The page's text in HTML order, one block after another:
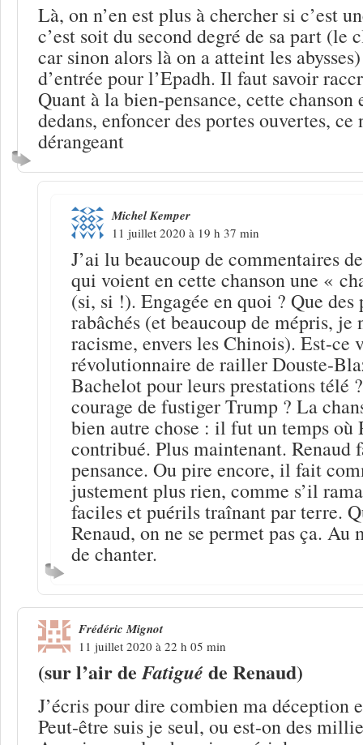
Là, on n’en est plus à chercher si c’est
c’est soit du second degré de sa part (le
car sinon alors là on a atteint les
d’entrée pour l’Epadh. Il faut savoir
Quant à la bien-pensance, cette
dedans, enfoncer des portes ouvertes, ce
dérangeant
Michel Kemper
11 juillet 2020 à 19 h 37 min
J’ai lu beaucoup de commentaires
qui voient en cette chanson une «
(si, si !). Engagée en quoi ? Que
rabâchés (et beaucoup de mépris, je
racisme, envers les Chinois). Est-ce
révolutionnaire de railler Douste-
Bachelot pour leurs prestations télé
courage de fustiger Trump ? La
bien autre chose : il fut un temps où
contribué. Plus maintenant. Renaud
pensance. Ou pire encore, il fait
justement plus rien, comme s’il
faciles et puérils traînant par terre.
Renaud, on ne se permet pas ça. Au
de chanter.
Frédéric Mignot
11 juillet 2020 à 22 h 05 min
(sur l’air deFatigué de Renaud)
J’écris pour dire combien ma déception
Peut-être suis je seul, ou est-on des